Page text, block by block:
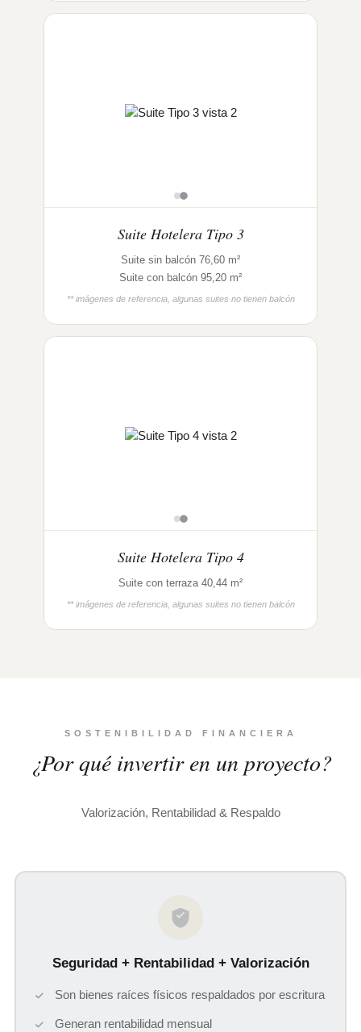
Suite Hotelera Tipo 3
Suite sin balcón 76,60 m²
Suite con balcón 95,20 m²
** imágenes de referencia, algunas suites no tienen balcón
Suite Hotelera Tipo 4
Suite con terraza 40,44 m²
** imágenes de referencia, algunas suites no tienen balcón
SOSTENIBILIDAD FINANCIERA
¿Por qué invertir en un proyecto?
Valorización, Rentabilidad & Respaldo
Seguridad + Rentabilidad + Valorización
Son bienes raíces físicos respaldados por escritura
Generan rentabilidad mensual